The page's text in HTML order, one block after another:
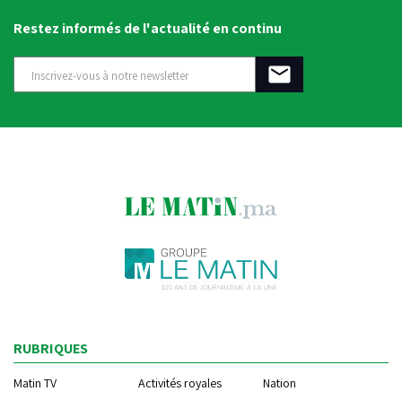
Restez informés de l'actualité en continu
RUBRIQUES
Matin TV Activités royales
Nation